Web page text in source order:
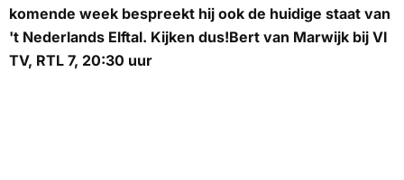
komende week bespreekt hij ook de huidige staat van
't Nederlands Elftal. Kijken dus!Bert van Marwijk bij VI
TV, RTL 7, 20:30 uur